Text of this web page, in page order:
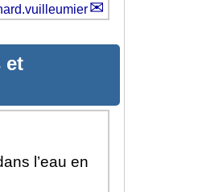
et
l’eau en